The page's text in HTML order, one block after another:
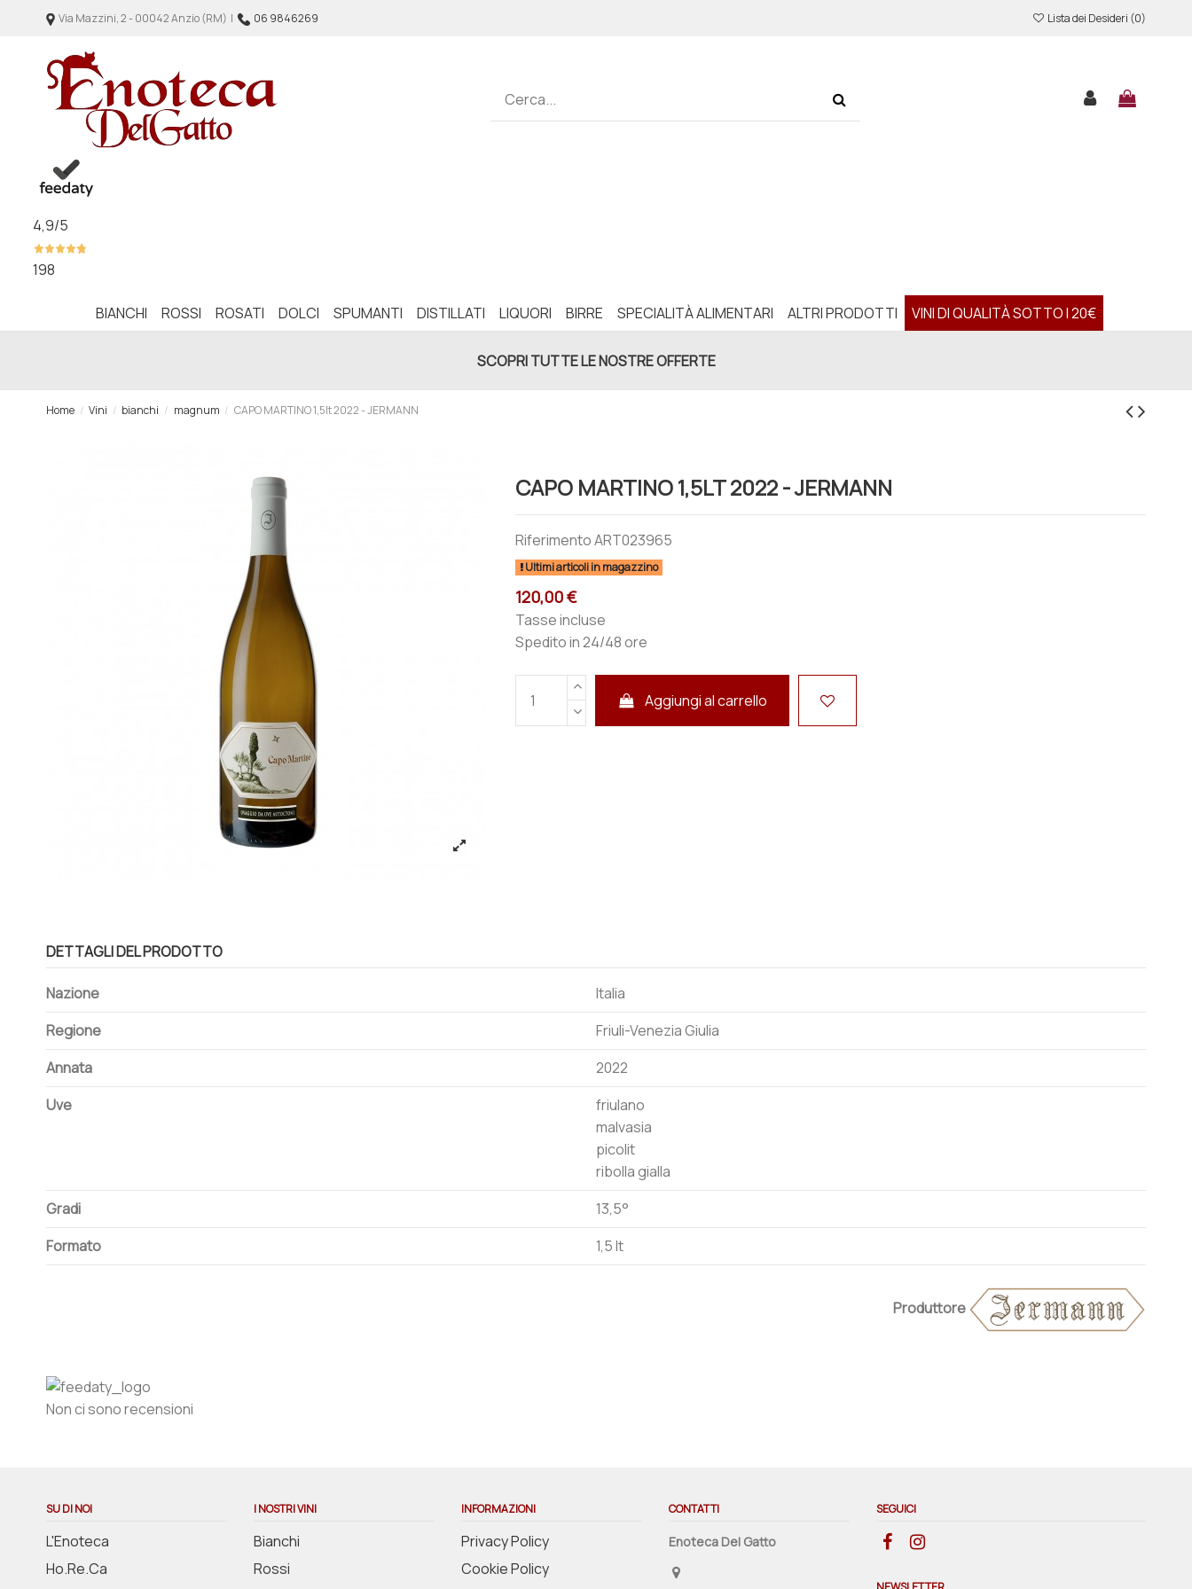
Via Mazzini, 2 - 00042 Anzio (RM) | 06 9846269 Lista dei Desideri (0)
4,9/5
198
BIANCHI ROSSI ROSATI DOLCI SPUMANTI DISTILLATI LIQUORI BIRRE SPECIALITÀ ALIMENTARI ALTRI PRODOTTI VINI DI QUALITÀ SOTTO I 20€
SCOPRI TUTTE LE NOSTRE OFFERTE
Home Vini bianchi magnum CAPO MARTINO 1,5lt 2022 - JERMANN
CAPO MARTINO 1,5LT 2022 - JERMANN
RiferimentoART023965
Ultimi articoli in magazzino
120,00 €
Tasse incluse
Spedito in 24/48 ore
Aggiungi al carrello
DETTAGLI DEL PRODOTTO
Nazione
Italia
Regione
Friuli-Venezia Giulia
Annata
2022
Uve
friulano
malvasia
picolit
ribolla gialla
Gradi
13,5°
Formato
1,5 lt
Produttore
Non ci sono recensioni
SU DI NOI
L'Enoteca
Ho.Re.Ca
I NOSTRI VINI
Bianchi
Rossi
INFORMAZIONI
Privacy Policy
Cookie Policy
CONTATTI
Enoteca Del Gatto
SEGUICI